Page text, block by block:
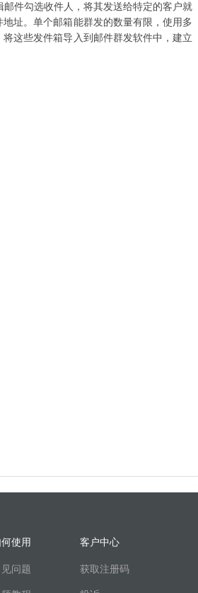
件勾选收件人，将其发送给特定的客户就
址。单个邮箱能群发的数量有限，使用多
这些发件箱导入到邮件群发软件中，建立
使用
问题
客户中心
获取注册码